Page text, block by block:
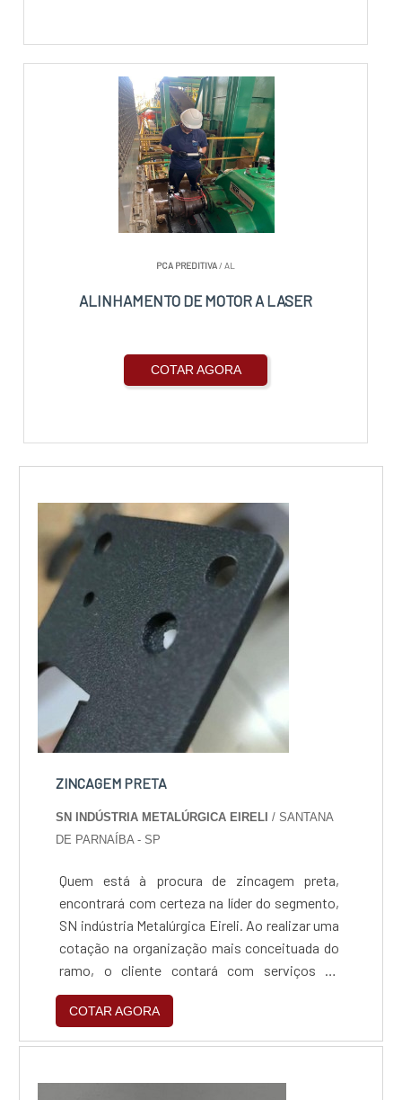
PCA PREDITIVA/ AL
ALINHAMENTO DE MOTOR A LASER
COTAR AGORA
ZINCAGEM PRETA
SN INDÚSTRIA METALÚRGICA EIRELI/ SANTANA
DE PARNAÍBA - SP
Quem está à procura de zincagem preta,
encontrará com certeza na líder do segmento,
SN indústria Metalúrgica Eireli. Ao realizar uma
cotação na organização mais conceituada do
ramo, o cliente contará com serviços de
excelência e o suporte de especialistas para
sanar eventuais dúvidas.Quando o tema é
zincagem preta, com a SN indústria
custo-benefício e um design completo de
COTAR AGORA